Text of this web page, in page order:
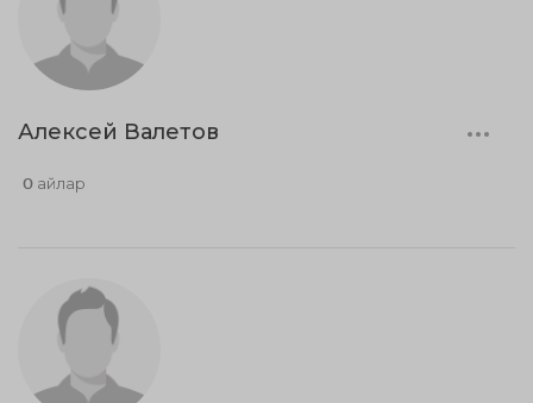
Алексей Валетов
0 айлар